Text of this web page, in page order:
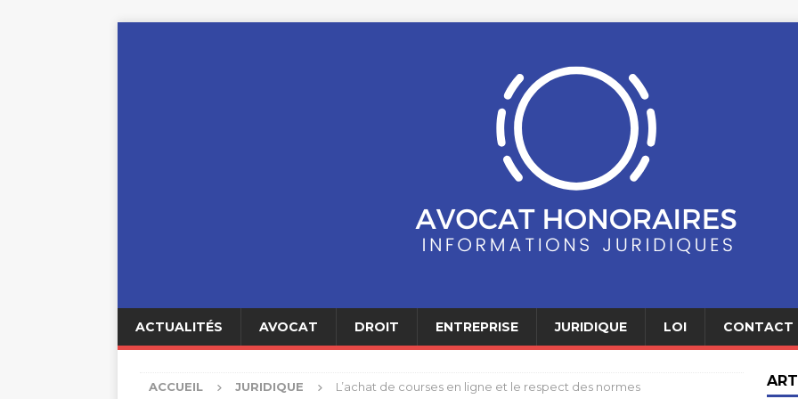
ACTUALITÉS AVOCAT DROIT ENTREPRISE JURIDIQUE LOI CONTACT
ACCUEIL JURIDIQUE
L’achat de courses en ligne et le respect des normes